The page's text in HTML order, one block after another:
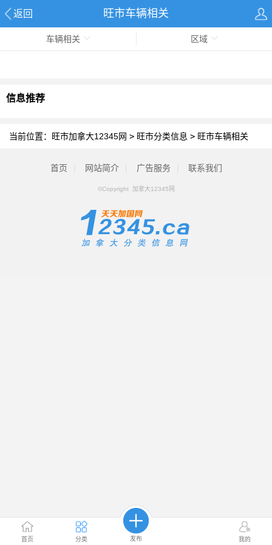
返回 旺市车辆相关
首页 分类 发布 我的
车辆相关 区域
信息推荐
当前位置： 旺市加拿大12345网 > 旺市分类信息 > 旺市车辆相关
首页 网站简介 广告服务 联系我们
©Copyright 加拿大12345网